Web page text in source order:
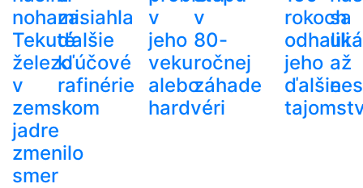
nohami.
Tekuté
železo
v
zemskom
jadre
zmenilo
smer
zasiahla
ďalšie
kľúčové
rafinérie
v
jeho
veku
alebo
hardvéri
v
80-
ročnej
záhade
rokoch
odhalili
jeho
ďalšie
sa
až